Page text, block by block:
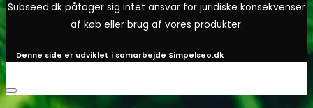
Subseed.dk påtager sig intet ansvar for juridiske konsekvenser
af køb eller brug af vores produkter.
Denne side er udviklet i samarbejde Simpelseo.dk